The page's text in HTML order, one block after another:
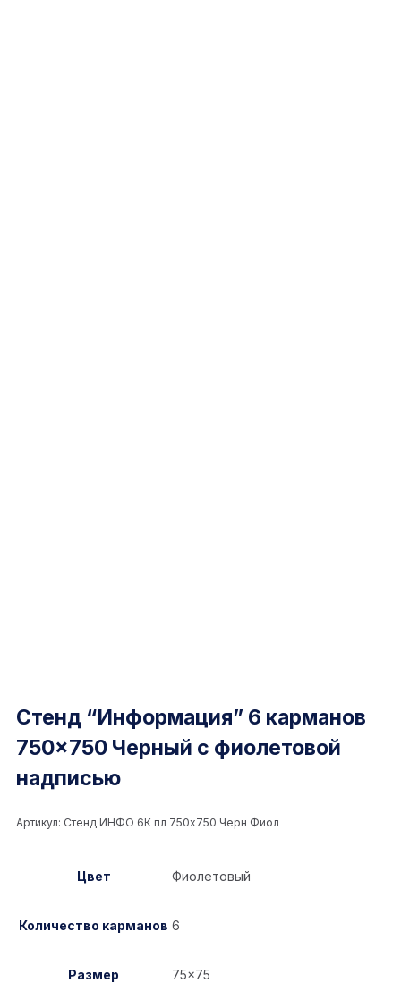
Стенд “Информация” 6 карманов
750×750 Черный с фиолетовой
надписью
Артикул: Стенд ИНФО 6К пл 750x750 Черн Фиол
Цвет Фиолетовый
Количество карманов 6
Размер 75×75